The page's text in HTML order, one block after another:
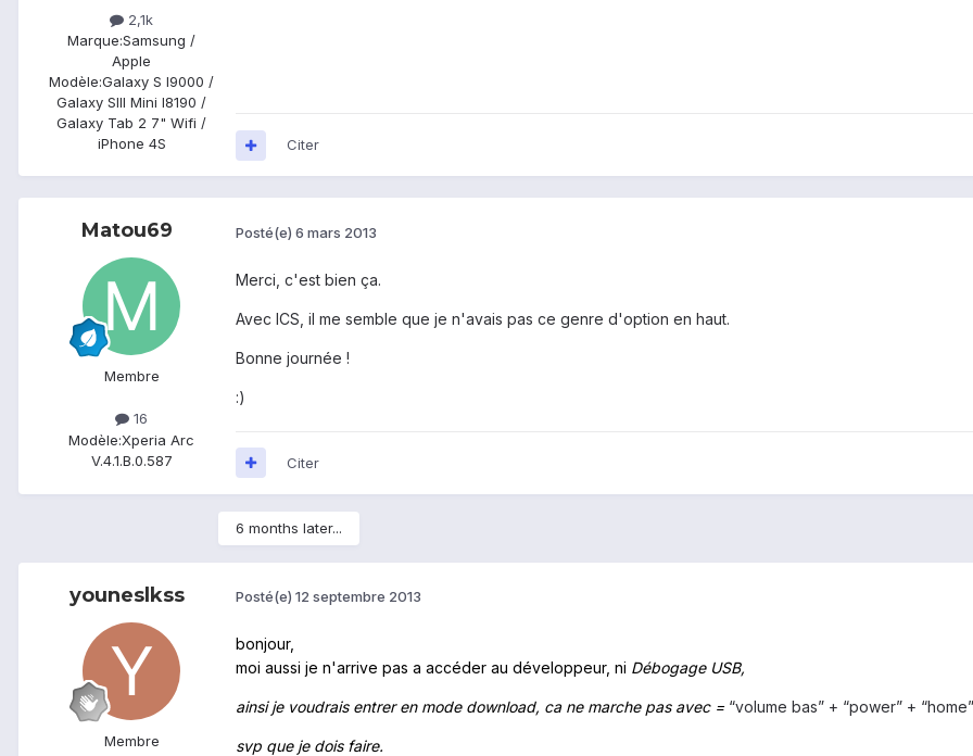
2,1k
Marque:Samsung /
Apple
Modèle:Galaxy S I9000 /
Galaxy SIII Mini I8190 /
Galaxy Tab 2 7" Wifi /
iPhone 4S
Citer
Matou69
Membre
16
Modèle:Xperia Arc
V.4.1.B.0.587
Posté(e) 6 mars 2013
Merci, c'est bien ça.
Avec ICS, il me semble que je n'avais pas ce genre d'option en haut.
Bonne journée !
:)
Citer
6 months later...
youneslkss
Membre
Posté(e) 12 septembre 2013
bonjour,
moi aussi je n'arrive pas a accéder au développeur, ni Débogage USB,
ainsi je voudrais entrer en mode download, ca ne marche pas avec = “volume bas” + “power” +
svp que je dois faire.